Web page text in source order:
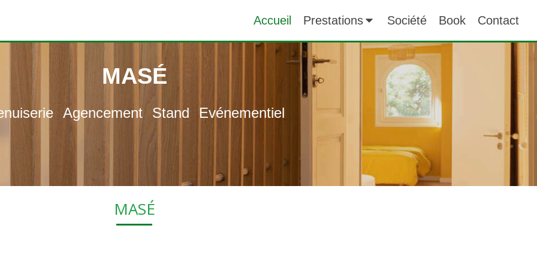
Accueil Prestations Société Book Contact
MASÉ
Agencement Stand Evénementiel
MASÉ